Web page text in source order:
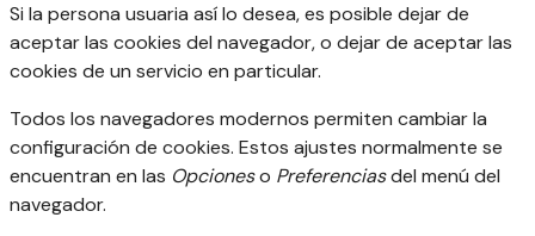
Si la persona usuaria así lo desea, es posible dejar de
aceptar las cookies del navegador, o dejar de aceptar las
cookies de un servicio en particular.
Todos los navegadores modernos permiten cambiar la
configuración de cookies. Estos ajustes normalmente se
encuentran en las Opcioneso Preferenciasdel menú del
navegador.